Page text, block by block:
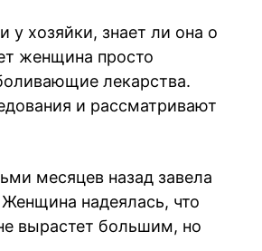
у хозяйки, знает ли она о
женщина просто
лекарства.
и рассматривают
месяцев назад завела
Женщина надеялась, что
вырастет большим, но